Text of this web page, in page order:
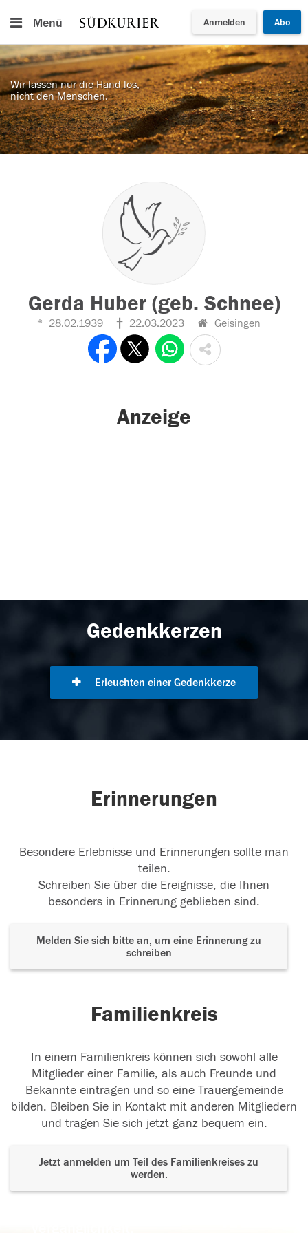
Menü Anmelden Abo
Wir lassen nur die Hand los,
nicht den Menschen.
Gerda Huber (geb. Schnee)
28.02.1939 22.03.2023 Geisingen
Anzeige
Gedenkkerzen
Erleuchten einer Gedenkkerze
Erinnerungen
Besondere Erlebnisse und Erinnerungen sollte man
teilen.
Schreiben Sie über die Ereignisse, die Ihnen
besonders in Erinnerung geblieben sind.
Melden Sie sich bitte an, um eine Erinnerung zu
schreiben
Familienkreis
In einem Familienkreis können sich sowohl alle
Mitglieder einer Familie, als auch Freunde und
Bekannte eintragen und so eine Trauergemeinde
bilden. Bleiben Sie in Kontakt mit anderen Mitgliedern
und tragen Sie sich jetzt ganz bequem ein.
Jetzt anmelden um Teil des Familienkreises zu
werden.